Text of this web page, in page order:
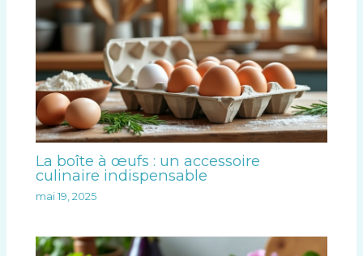
La boîte à œufs : un accessoire
culinaire indispensable
mai 19, 2025